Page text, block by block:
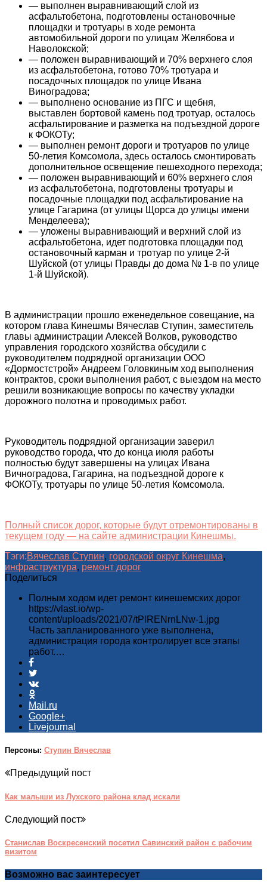
— выполнен выравнивающий слой из
асфальтобетона, подготовлены остановочные
площадки и тротуары в ходе ремонта
автомобильной дороги по улицам Желябова и
Наволокской;
— положен выравнивающий и 70% верхнего слоя
из асфальтобетона, готово 70% тротуара и
посадочных площадок по улице Ивана
Виноградова;
— выполнено основание из ПГС и щебня,
выставлен бортовой камень под тротуар, осталось
асфальтирование и разметка на подъездной дороге
к ФОКОТу;
— выполнен ремонт дороги и тротуаров по улице
50-летия Комсомола, здесь осталось смонтировать
дополнительное освещение пешеходного перехода;
— положен выравнивающий и 60% верхнего слоя
из асфальтобетона, подготовлены тротуары и
посадочные площадки под асфальтирование на
улице Гагарина (от улицы Щорса до улицы имени
Менделеева);
— уложены выравнивающий и верхний слой из
асфальтобетона, идет подготовка площадки под
остановочный карман и тротуар по улице 2-й
Шуйской (от улицы Правды до дома № 1-в по улице
1-й Шуйской).
В администрации прошло еженедельное совещание, на
котором глава Кинешмы Вячеслав Ступин, заместитель
главы администрации Алексей Волков, руководство
управления городского хозяйства обсудили с
руководителем подрядной организации ООО
«Дормостстрой» Андреем Головкиным ход выполнения
контрактов, сроки выполнения работ, с выездом на место
решили возникающие вопросы по качеству укладки
дорожного полотна и проводимых работ.
Руководитель подрядной организации заверил
руководство города, что до конца июля работы
полностью будут завершены на улицах Ивана
Вичноградова, Гагарина, на подъездной дороге к
ФОКОТу, тротуары по улице 50-летия Комсомола.
Полный список дорог, которые будут отремонтированы в
текущем году — на сайте администрации Кинешмы.
Тэги:Вячеслав Ступин, городской округ Кинешма,
инфраструктура, ремонт дорог
Поделиться
Полным ходом идет ремонт кинешемских дорог
https://vlast.io/wp-
content/uploads/2021/07/tPlRENrnLNw-1.jpg
Часть запланированного уже выполнена,
администрация города контролирует все этапы
работ.…
Mail.ru
Google+
Livejournal
Персоны: Ступин Вячеслав
Предыдущий пост
Как малыши из Лухского района клад искали
Следующий пост
Станислав Воскресенский посетил Савинский район с рабочим
визитом
Возможно вас заинтересует